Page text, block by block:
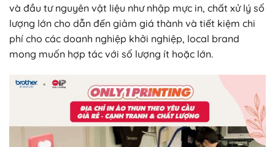
và đầu tư nguyên vật liệu như nhập mực in, chất xử lý số
lượng lớn cho dẫn đến giảm giá thành và tiết kiệm chi
phí cho các doanh nghiệp khởi nghiệp, local brand
mong muốn hợp tác với số lượng ít hoặc lớn.